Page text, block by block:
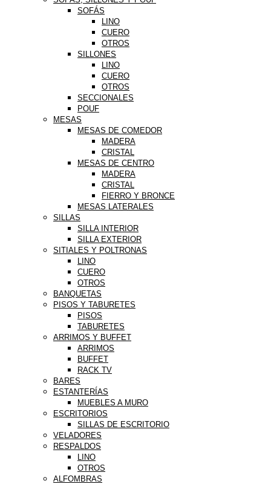
SOFÁS
LINO
CUERO
OTROS
SILLONES
LINO
CUERO
OTROS
SECCIONALES
POUF
MESAS
MESAS DE COMEDOR
MADERA
CRISTAL
MESAS DE CENTRO
MADERA
CRISTAL
FIERRO Y BRONCE
MESAS LATERALES
SILLAS
SILLA INTERIOR
SILLA EXTERIOR
SITIALES Y POLTRONAS
LINO
CUERO
OTROS
BANQUETAS
PISOS Y TABURETES
PISOS
TABURETES
ARRIMOS Y BUFFET
ARRIMOS
BUFFET
RACK TV
BARES
ESTANTERÍAS
MUEBLES A MURO
ESCRITORIOS
SILLAS DE ESCRITORIO
VELADORES
RESPALDOS
LINO
OTROS
ALFOMBRAS